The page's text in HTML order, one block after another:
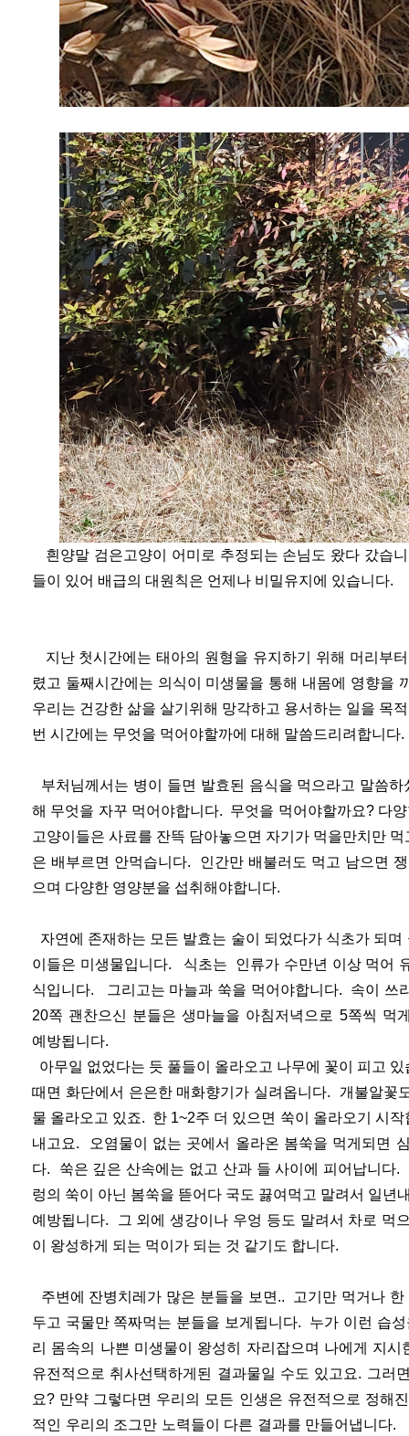
흰양말 검은고양이 어미로 추정되는 손님도 왔다 갔습
들이 있어 배급의 대원칙은 언제나 비밀유지에 있습니다.
지난 첫시간에는 태아의 원형을 유지하기 위해 머리부
렸고 둘째시간에는 의식이 미생물을 통해 내몸에 영향을
우리는 건강한 삶을 살기위해 망각하고 용서하는 일을 목
번 시간에는 무엇을 먹어야할까에 대해 말씀드리려합니
부처님께서는 병이 들면 발효된 음식을 먹으라고 말씀
해 무엇을 자꾸 먹어야합니다. 무엇을 먹어야할까요? 다
고양이들은 사료를 잔뜩 담아놓으면 자기가 먹을만치만
은 배부르면 안먹습니다. 인간만 배불러도 먹고 남으면
으며 다양한 영양분을 섭취해야합니다.
자연에 존재하는 모든 발효는 술이 되었다가 식초가 되
이들은 미생물입니다. 식초는 인류가 수만년 이상 먹어
식입니다. 그리고는 마늘과 쑥을 먹어야합니다. 속이 쓰
20쪽 괜찬으신 분들은 생마늘을 아침저녁으로 5쪽씩 먹
예방됩니다.
아무일 없었다는 듯 풀들이 올라오고 나무에 꽃이 피고
때면 화단에서 은은한 매화향기가 실려옵니다. 개불알꽃
물 올라오고 있죠. 한 1~2주 더 있으면 쑥이 올라오기 시
내고요. 오염물이 없는 곳에서 올라온 봄쑥을 먹게되면
다. 쑥은 깊은 산속에는 없고 산과 들 사이에 피어납니다
렁의 쑥이 아닌 봄쑥을 뜯어다 국도 끓여먹고 말려서 일년
예방됩니다. 그 외에 생강이나 우엉 등도 말려서 차로 먹
이 왕성하게 되는 먹이가 되는 것 같기도 합니다.
주변에 잔병치레가 많은 분들을 보면.. 고기만 먹거나
두고 국물만 쪽짜먹는 분들을 보게됩니다. 누가 이런 습
리 몸속의 나쁜 미생물이 왕성히 자리잡으며 나에게 지
유전적으로 취사선택하게된 결과물일 수도 있고요. 그러
요? 만약 그렇다면 우리의 모든 인생은 유전적으로 정해
적인 우리의 조그만 노력들이 다른 결과를 만들어냅니다